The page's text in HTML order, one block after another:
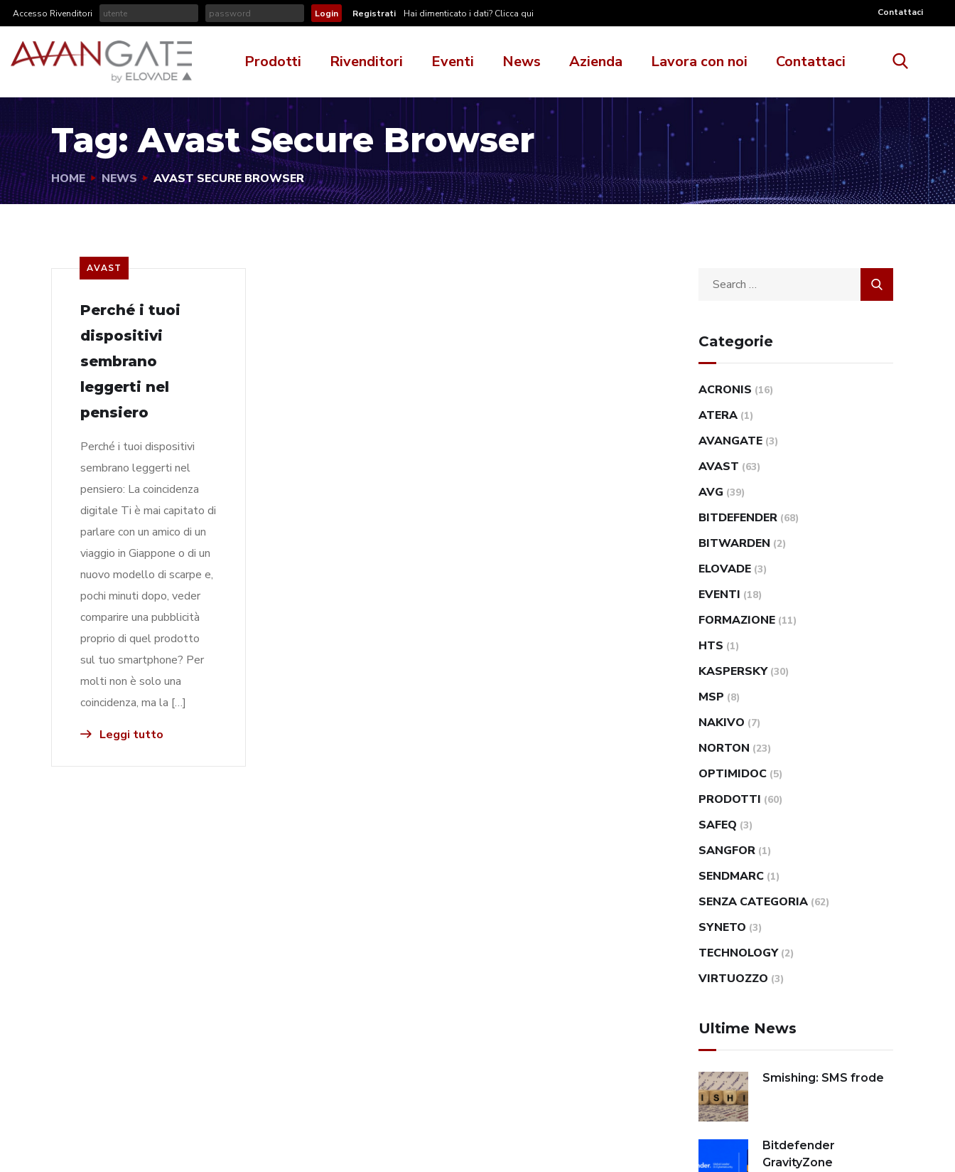
Accesso Rivenditori Registrati Hai dimenticato i dati? Clicca qui Contattaci
Prodotti Rivenditori Eventi News Azienda Lavora con noi Contattaci
Tag:Avast Secure Browser
HOME NEWS AVAST SECURE BROWSER
AVAST
Perché i tuoi
dispositivi
sembrano
leggerti nel
pensiero
Perché i tuoi dispositivi
sembrano leggerti nel
pensiero: La coincidenza
digitale Ti è mai capitato di
parlare con un amico di un
viaggio in Giappone o di un
nuovo modello di scarpe e,
pochi minuti dopo, veder
comparire una pubblicità
proprio di quel prodotto
sul tuo smartphone? Per
molti non è solo una
coincidenza, ma la […]
Leggi tutto
Categorie
ACRONIS (16)
ATERA (1)
AVANGATE (3)
AVAST (63)
AVG (39)
BITDEFENDER (68)
BITWARDEN (2)
ELOVADE (3)
EVENTI (18)
FORMAZIONE (11)
HTS (1)
KASPERSKY (30)
MSP (8)
NAKIVO (7)
NORTON (23)
OPTIMIDOC (5)
PRODOTTI (60)
SAFEQ (3)
SANGFOR (1)
SENDMARC (1)
SENZA CATEGORIA (62)
SYNETO (3)
TECHNOLOGY (2)
VIRTUOZZO (3)
Ultime News
Smishing: SMS frode
Bitdefender
GravityZone